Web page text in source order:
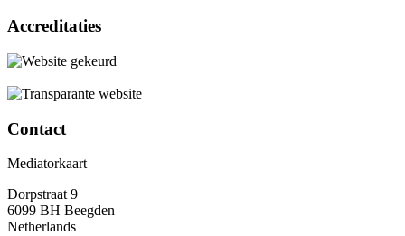
Accreditaties
Contact
Mediatorkaart
Dorpstraat 9
6099 BH Beegden
Netherlands